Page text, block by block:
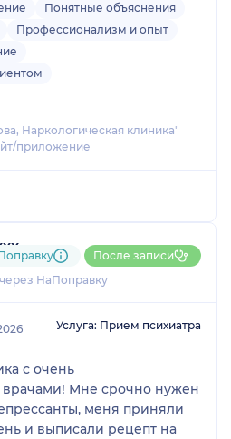
Понятные объяснения
Профессионализм и опыт
Наркологическая клиника"
приложение
НаПоправку
После записи
Услуга: Прием психиатра
с очень
Мне срочно нужен
меня приняли
и выписали рецепт на